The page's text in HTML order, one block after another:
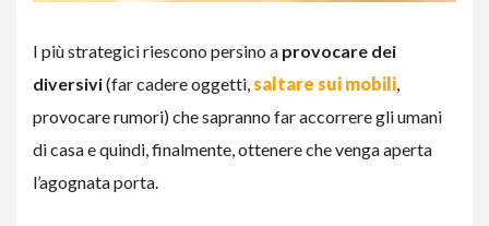
I più strategici riescono persino a provocare dei
diversivi(far cadere oggetti, saltare sui mobili,
provocare rumori) che sapranno far accorrere gli umani
di casa e quindi, finalmente, ottenere che venga aperta
l’agognata porta.